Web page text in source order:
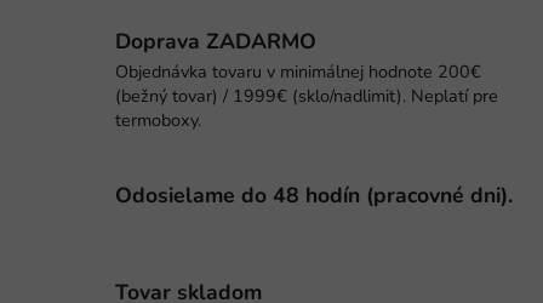
Doprava ZADARMO
Objednávka tovaru v minimálnej hodnote 200€
(bežný tovar) / 1999€ (sklo/nadlimit). Neplatí pre
termoboxy.
Odosielame do 48 hodín (pracovné dni).
Tovar skladom